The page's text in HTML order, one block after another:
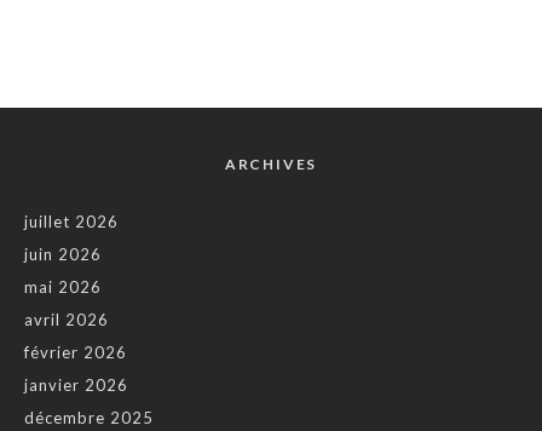
ARCHIVES
juillet 2026
juin 2026
mai 2026
avril 2026
février 2026
janvier 2026
décembre 2025